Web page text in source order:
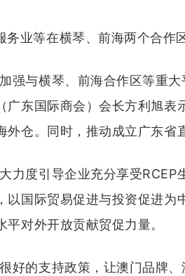
务业等在横琴、前海两个合
强与横琴、前海合作区等重
广东国际商会）会长方利旭
外仓。同时，推动成立广东
力度引导企业充分享受
以国际贸易促进与投资促进为
对外开放贡献贸促力量。
好的支持政策，让澳门品牌